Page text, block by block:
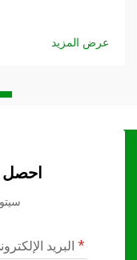
عرض المزيد
احصل
البريد